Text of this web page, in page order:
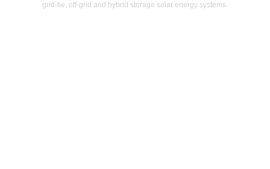
grid-tie, off-grid and hybrid storage solar energy systems.